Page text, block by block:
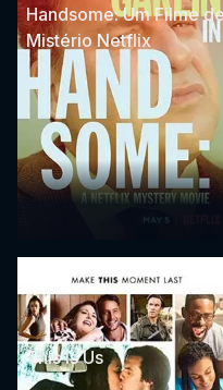
Handsome: Um Filme de
Mistério Netflix
This Is Us